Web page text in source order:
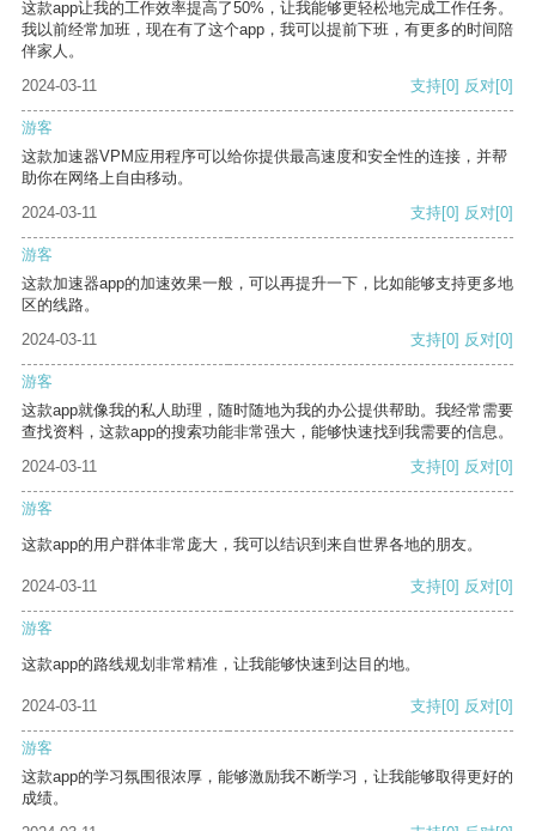
这款app让我的工作效率提高了50%，让我能够更轻松地完成工作任务。
我以前经常加班，现在有了这个app，我可以提前下班，有更多的时间陪
伴家人。
2024-03-11
支持[0] 反对[0]
游客
这款加速器VPM应用程序可以给你提供最高速度和安全性的连接，并帮
助你在网络上自由移动。
2024-03-11
支持[0] 反对[0]
游客
这款加速器app的加速效果一般，可以再提升一下，比如能够支持更多地
区的线路。
2024-03-11
支持[0] 反对[0]
游客
这款app就像我的私人助理，随时随地为我的办公提供帮助。我经常需要
查找资料，这款app的搜索功能非常强大，能够快速找到我需要的信息。
2024-03-11
支持[0] 反对[0]
游客
这款app的用户群体非常庞大，我可以结识到来自世界各地的朋友。
2024-03-11 支持[0] 反对[0]
游客
这款app的路线规划非常精准，让我能够快速到达目的地。
2024-03-11 支持[0] 反对[0]
游客
这款app的学习氛围很浓厚，能够激励我不断学习，让我能够取得更好的
成绩。